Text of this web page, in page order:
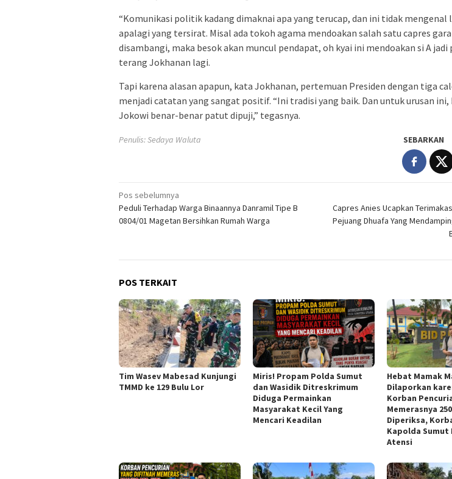
“Komunikasi politik kadang dimaknai apa yang terucap, dan ini tidak mengenal
apalagi yang tersirat. Misal ada tokoh agama mendoakan salah satu capres
disambangi, maka besok akan muncul pendapat, oh kyai ini mendoakan si A jadi
terang Jokhanan lagi.
Tapi karena alasan apapun, kata Jokhanan, pertemuan Presiden dengan tiga
menjadi catatan yang sangat positif. “Ini tradisi yang baik. Dan untuk urusan ini,
Jokowi benar-benar patut dipuji,” tegasnya.
Penulis: Sedaya Waluta SEBARKAN
Navigasi
pos
Pos sebelumnya
Peduli Terhadap Warga Binaannya Danramil Tipe B
0804/01 Magetan Bersihkan Rumah Warga
Capres Anies Ucapkan
Pejuang Dhuafa Yang
POS TERKAIT
Tim Wasev Mabesad Kunjungi
TMMD ke 129 Bulu Lor
Miris! Propam Polda Sumut
dan Wasidik Ditreskrimum
Diduga Permainkan
Masyarakat Kecil Yang
Mencari Keadilan
Hebat Mamak
Dilaporkan
Korban
Memerasnya
Diperiksa,
Kapolda Sumut
Atensi